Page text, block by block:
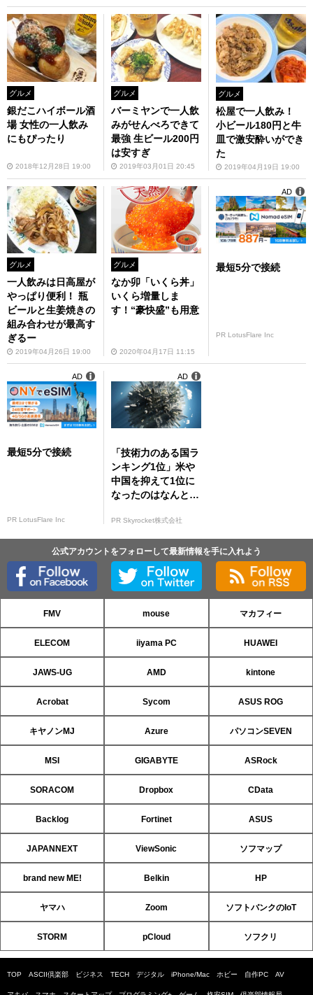
グルメ
銀だこハイボール酒
場 女性の一人飲み
にもぴったり
2018年12月28日 19:00
グルメ
バーミヤンで一人飲
みがせんべろできて
最強 生ビール200円
は安すぎ
2019年03月01日 20:45
グルメ
松屋で一人飲み！
小ビール180円と牛
皿で激安酔いができ
た
2019年04月19日 19:00
グルメ
一人飲みは日高屋が
やっぱり便利！ 瓶
ビールと生姜焼きの
組み合わせが最高す
ぎるー
2019年04月26日 19:00
グルメ
なか卯「いくら丼」
いくら増量しま
す！“豪快盛”も用意
2020年04月17日 11:15
最短5分で接続
PR LotusFlare Inc
AD
最短5分で接続
PR LotusFlare Inc
AD
「技術力のある国ラ
ンキング1位」米や
中国を抑えて1位に
なったのはなんと…
PR Skyrocket株式会社
AD
公式アカウントをフォローして最新情報を手に入れよう
FMV mouse マカフィー
ELECOM iiyama PC HUAWEI
JAWS-UG AMD kintone
Acrobat Sycom ASUS ROG
キヤノンMJ Azure パソコンSEVEN
MSI GIGABYTE ASRock
SORACOM Dropbox CData
Backlog Fortinet ASUS
JAPANNEXT ViewSonic ソフマップ
brand new ME! Belkin HP
ヤマハ Zoom ソフトバンクのIoT
STORM pCloud ソフクリ
TOP ASCII倶楽部 ビジネス TECH デジタル iPhone/Mac ホビー 自作PC AV